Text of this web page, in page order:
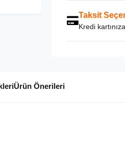
Taksit
Kredi
Ürün Önerileri